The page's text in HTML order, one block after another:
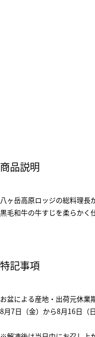
商品説明
八ヶ岳高原ロッジの総料理長
黒毛和牛の牛すじを柔らかく
特記事項
お盆による産地・出荷元休業
8月7日（金）から8月16日（